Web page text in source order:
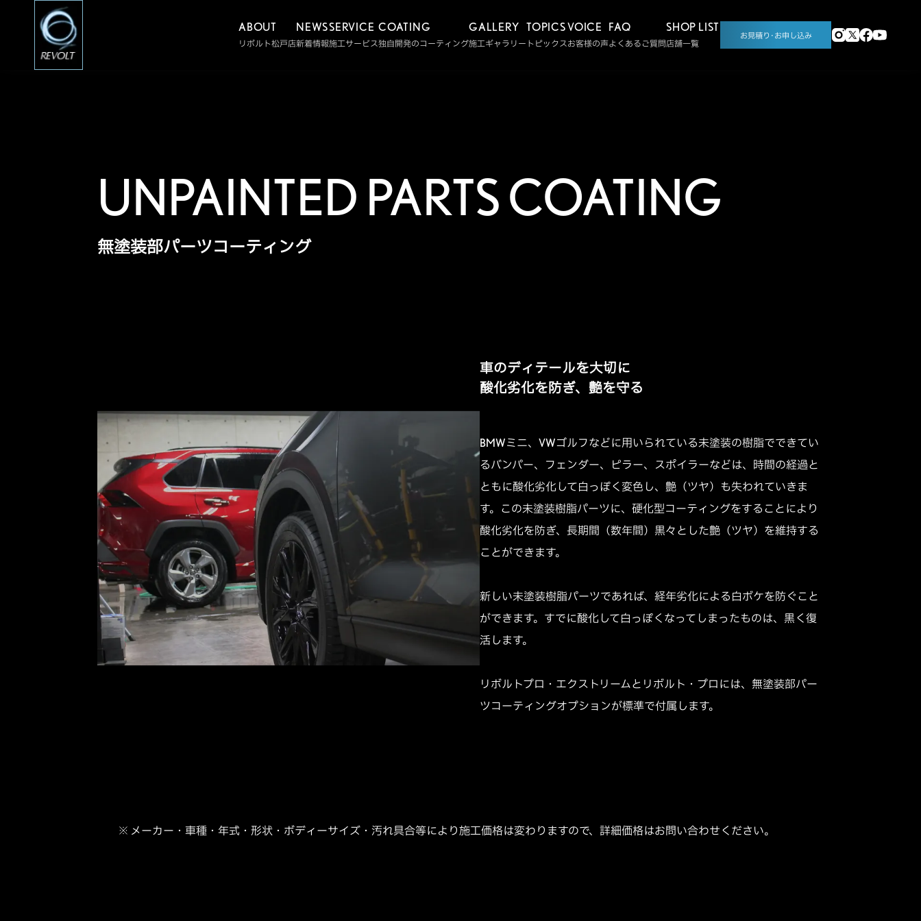
ABOUT
リボルト松戸店
NEWS
新着情報
SERVICE
施工サービス
COATING
独自開発のコーティング
GALLERY
施工ギャラリー
TOPICS
トピックス
VOICE
お客様の声
FAQ
よくあるご質問
SHOP LIST
店舗一覧
お見積り･お申し込み
UNPAINTED PARTS COATING
無塗装部パーツコーティング
車のディテールを大切に
酸化劣化を防ぎ、艶を守る
BMWミニ、VWゴルフなどに用いられている未塗装の樹脂でできてい
るバンパー、フェンダー、ピラー、スポイラーなどは、時間の経過と
ともに酸化劣化して白っぽく変色し、艶（ツヤ）も失われていきま
す。この未塗装樹脂パーツに、硬化型コーティングをすることにより
酸化劣化を防ぎ、長期間（数年間）黒々とした艶（ツヤ）を維持する
ことができます。
新しい未塗装樹脂パーツであれば、経年劣化による白ボケを防ぐこと
ができます。すでに酸化して白っぽくなってしまったものは、黒く復
活します。
リボルトプロ・エクストリームとリボルト・プロには、無塗装部パー
ツコーティングオプションが標準で付属します。
※ メーカー・車種・年式・形状・ボディーサイズ・汚れ具合等により施工価格は変わりますので、詳細価格はお問い合わせください。